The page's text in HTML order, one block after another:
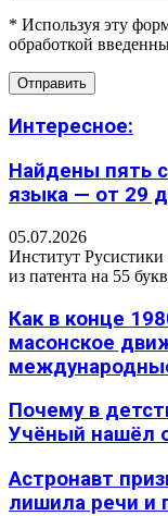
* Используя эту
обработкой
Интересное:
Найдены пять
языка — от 29
05.07.2026
Институт
из патента на 55
Как в конце
масонское
Почему в
Учёный нашёл
Астронавт
лишила речи и